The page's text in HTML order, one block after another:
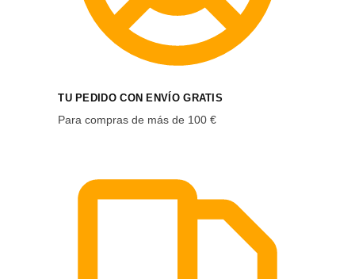
TU PEDIDO CON ENVÍO GRATIS
Para compras de más de 100 €